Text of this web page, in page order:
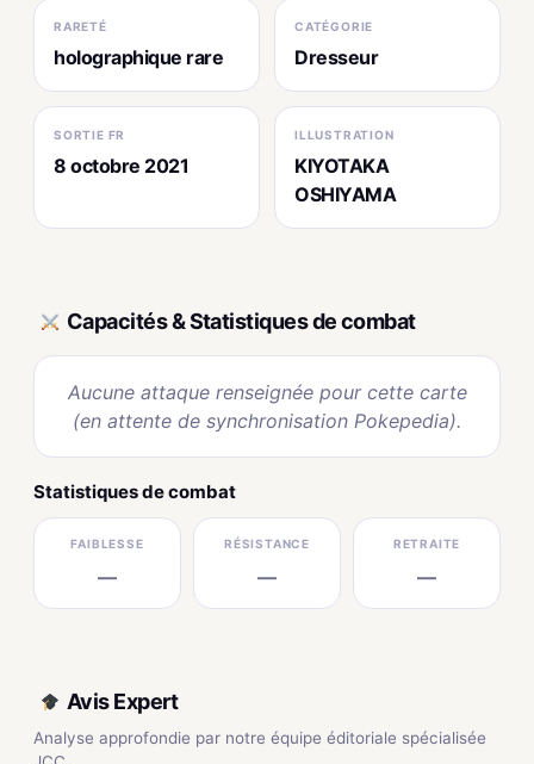
RARETÉ
holographique rare
CATÉGORIE
Dresseur
SORTIE FR
8 octobre 2021
ILLUSTRATION
KIYOTAKA
OSHIYAMA
Capacités & Statistiques de combat
Aucune attaque renseignée pour cette carte
(en attente de synchronisation Pokepedia).
Statistiques de combat
FAIBLESSE
—
RÉSISTANCE
—
RETRAITE
—
Avis Expert
Analyse approfondie par notre équipe éditoriale spécialisée